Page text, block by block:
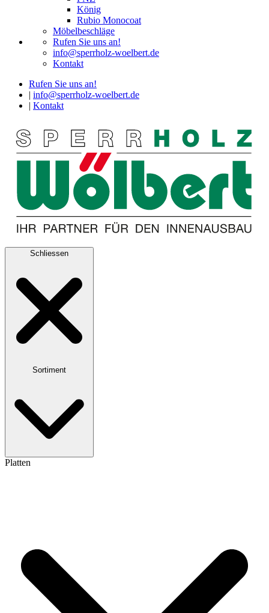
König
Rubio Monocoat
Möbelbeschläge
Rufen Sie uns an!
info@sperrholz-woelbert.de
Kontakt
Rufen Sie uns an!
info@sperrholz-woelbert.de
Kontakt
Schliessen
Sortiment
Platten